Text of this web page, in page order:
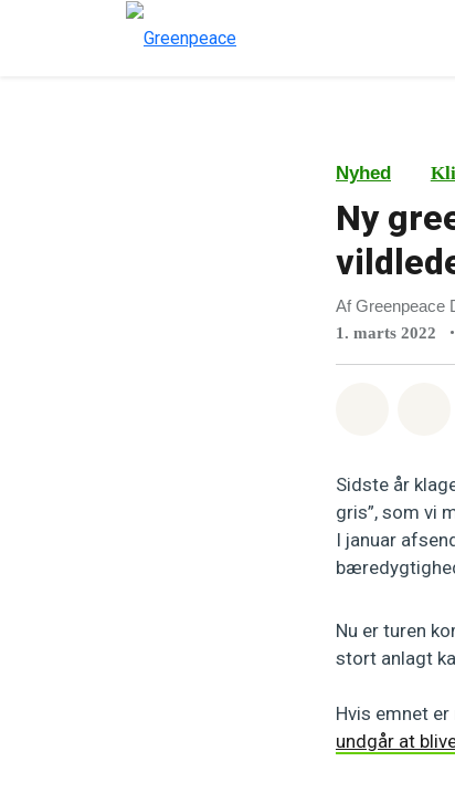
Nyhed
Ny
Af Greenpeace
1. marts 2022 •
Sidste år
gris”, som vi
I januar
Nu er turen
stort anlagt
Hvis emnet
undgår at